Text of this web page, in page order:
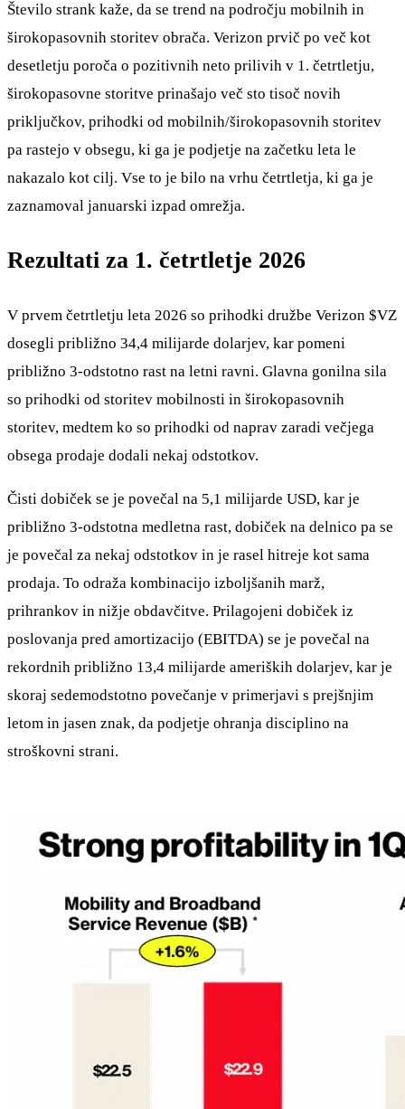
Število strank kaže, da se trend na področju mobilnih in
širokopasovnih storitev obrača. Verizon prvič po več kot
desetletju poroča o pozitivnih neto prilivih v 1. četrtletju,
širokopasovne storitve prinašajo več sto tisoč novih
priključkov, prihodki od mobilnih/širokopasovnih storitev
pa rastejo v obsegu, ki ga je podjetje na začetku leta le
nakazalo kot cilj. Vse to je bilo na vrhu četrtletja, ki ga je
zaznamoval januarski izpad omrežja.
Rezultati za 1. četrtletje 2026
V prvem četrtletju leta 2026 so prihodki družbe Verizon $VZ
dosegli približno 34,4 milijarde dolarjev, kar pomeni
približno 3-odstotno rast na letni ravni. Glavna gonilna sila
so prihodki od storitev mobilnosti in širokopasovnih
storitev, medtem ko so prihodki od naprav zaradi večjega
obsega prodaje dodali nekaj odstotkov.
Čisti dobiček se je povečal na 5,1 milijarde USD, kar je
približno 3-odstotna medletna rast, dobiček na delnico pa se
je povečal za nekaj odstotkov in je rasel hitreje kot sama
prodaja. To odraža kombinacijo izboljšanih marž,
prihrankov in nižje obdavčitve. Prilagojeni dobiček iz
poslovanja pred amortizacijo (EBITDA) se je povečal na
rekordnih približno 13,4 milijarde ameriških dolarjev, kar je
skoraj sedemodstotno povečanje v primerjavi s prejšnjim
letom in jasen znak, da podjetje ohranja disciplino na
stroškovni strani.